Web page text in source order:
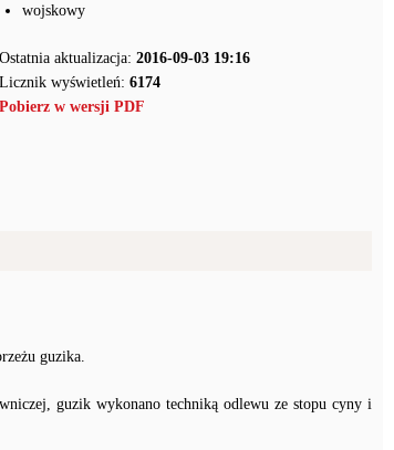
wojskowy
Ostatnia aktualizacja: 2016-09-03 19:16
Licznik wyświetleń: 6174
Pobierz w wersji PDF
guzika.
guzik wykonano techniką odlewu ze stopu cyny i